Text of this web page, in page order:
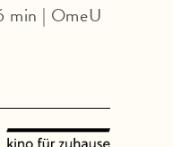
min | OmeU